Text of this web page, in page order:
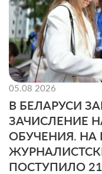
05.08 2026
В БЕЛАРУСИ
ЗАЧИСЛЕНИЕ
ОБУЧЕНИЯ.
ПОСТУПИЛО